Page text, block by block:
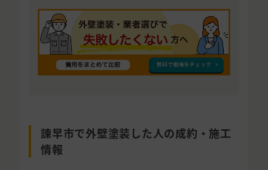
諫早市で外壁塗装した人の成約・施工
情報